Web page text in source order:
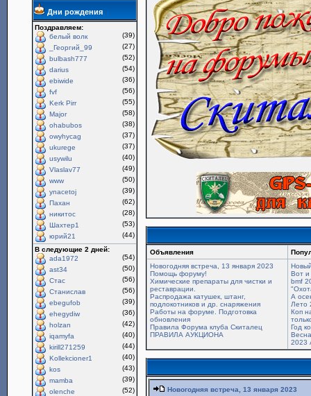
Дни рождения
Поздравляем:
белый волк
(39)
_Георгий_99
(27)
bulbash777
(52)
darius
(54)
ebiwide
(36)
fvf
(56)
Kerk Pirr
(55)
Major
(58)
ohabubos
(38)
owyhycag
(37)
ukurege
(37)
usywilu
(40)
Vlaslav77
(49)
www
(50)
ynacetoj
(39)
Пахан
(62)
никитос
(28)
Шахтер1
(53)
юрий21
(44)
В следующие 2 дней:
ada1972
(54)
ast34
(50)
Стас
(56)
Станислав
(56)
ebegufob
(39)
ehegydiw
(36)
holzan
(42)
iqamyfa
(40)
kirill271259
(44)
Kollekcioner1
(40)
kos
(43)
mamba
(39)
olenche
(52)
Объявления
Новогодняя встреча, 13 января 2023
Помощь форуму!
Химические препараты для чистки и
реставрации.
Распродажа катушек, штанг,
подлокотников и др. снаряжения
Работы на форуме. Подготовка
обновления
Правила Форума клуба Скиталец
ПРАВИЛА АУКЦИОНА
Вот и
bmf
А
Лето
Коп
Год
2023
Новогодняя встреча, 13 января 2023